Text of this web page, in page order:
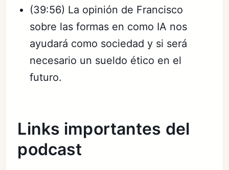
(39:56) La opinión de Francisco
sobre las formas en como IA nos
ayudará como sociedad y si será
necesario un sueldo ético en el
futuro.
Links importantes del
podcast